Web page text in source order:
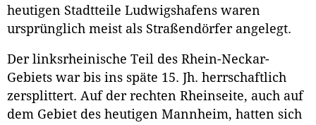
heutigen Stadtteile Ludwigshafens waren
ursprünglich meist als Straßendörfer angelegt.
Der linksrheinische Teil des Rhein-Neckar-
Gebiets war bis ins späte 15. Jh. herrschaftlich
zersplittert. Auf der rechten Rheinseite, auch auf
dem Gebiet des heutigen Mannheim, hatten sich